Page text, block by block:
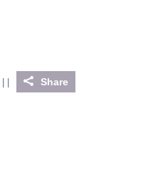
Share